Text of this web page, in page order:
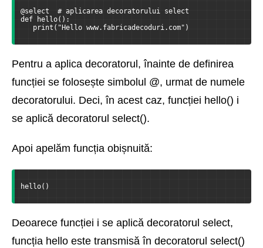
@select  # aplicarea decoratorului select
def hello():
print("Hello www.fabricadecoduri.com")
Pentru a aplica decoratorul, înainte de definirea
funcției se folosește simbolul @, urmat de numele
decoratorului. Deci, în acest caz, funcției hello() i
se aplică decoratorul select().
Apoi apelăm funcția obișnuită:
hello()
Deoarece funcției i se aplică decoratorul select,
funcția hello este transmisă în decoratorul select()